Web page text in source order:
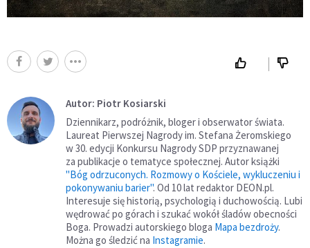
Autor: Piotr Kosiarski
Dziennikarz, podróżnik, bloger i obserwator świata.
Laureat Pierwszej Nagrody im. Stefana Żeromskiego
w 30. edycji Konkursu Nagrody SDP przyznawanej
za publikacje o tematyce społecznej. Autor książki
"Bóg odrzuconych. Rozmowy o Kościele, wykluczeniu i
pokonywaniu barier". Od 10 lat redaktor DEON.pl.
Interesuje się historią, psychologią i duchowością. Lubi
wędrować po górach i szukać wokół śladów obecności
Boga. Prowadzi autorskiego bloga Mapa bezdroży.
Można go śledzić na Instagramie.